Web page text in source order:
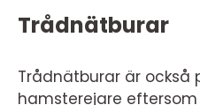
Trådnätburar
Trådnätburar är också
hamsterejare